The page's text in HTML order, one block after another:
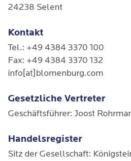
24238 Selent
Kontakt
Tel.: +49 4384 3370 100
Fax: +49 4384 3370 132
info[at]blomenburg.com
Gesetzliche Vertreter
Geschäftsführer: Joost
Handelsregister
Sitz der Gesellschaft: